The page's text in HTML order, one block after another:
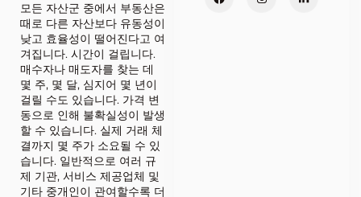
모든 자산군 중에서 부동산은
때로 다른 자산보다 유동성이
낮고 효율성이 떨어진다고 여
겨집니다. 시간이 걸립니다.
매수자나 매도자를 찾는 데
몇 주, 몇 달, 심지어 몇 년이
걸릴 수도 있습니다. 가격 변
동으로 인해 불확실성이 발생
할 수 있습니다. 실제 거래 체
결까지 몇 주가 소요될 수 있
습니다. 일반적으로 여러 규
제 기관, 서비스 제공업체 및
기타 중개인이 관여할수록 더